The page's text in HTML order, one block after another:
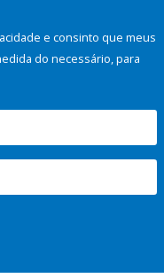
e consinto que meus
do necessário, para